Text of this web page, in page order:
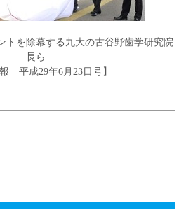
トを除幕する九大の古谷野歯学研究院
長ら
報 平成29年6月23日号】